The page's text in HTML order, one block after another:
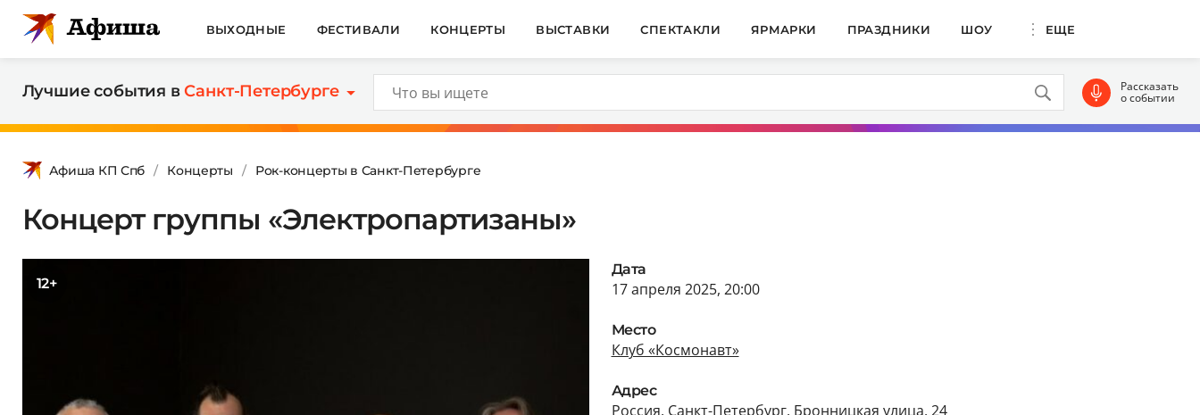
ВЫХОДНЫЕ ФЕСТИВАЛИ КОНЦЕРТЫ ВЫСТАВКИ СПЕКТАКЛИ ЯРМАРКИ ПРАЗДНИКИ ШОУ ЕЩЕ
Лучшие события вСанкт-Петербурге Рассказать
о событии
Афиша КП Спб Концерты Рок-концерты в Санкт-Петербурге
Концерт группы «Электропартизаны»
12+
Дата
17 апреля 2025, 20:00
Место
Клуб «Космонавт»
Адрес
Россия, Санкт-Петербург, Бронницкая улица, 24